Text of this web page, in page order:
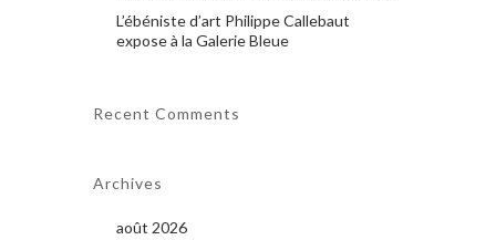
L’ébéniste d’art Philippe Callebaut
expose à la Galerie Bleue
Recent Comments
Archives
août 2026